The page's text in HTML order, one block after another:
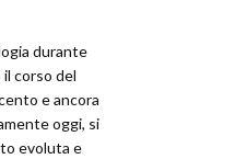
durante
corso del
e ancora
oggi, si
evoluta e